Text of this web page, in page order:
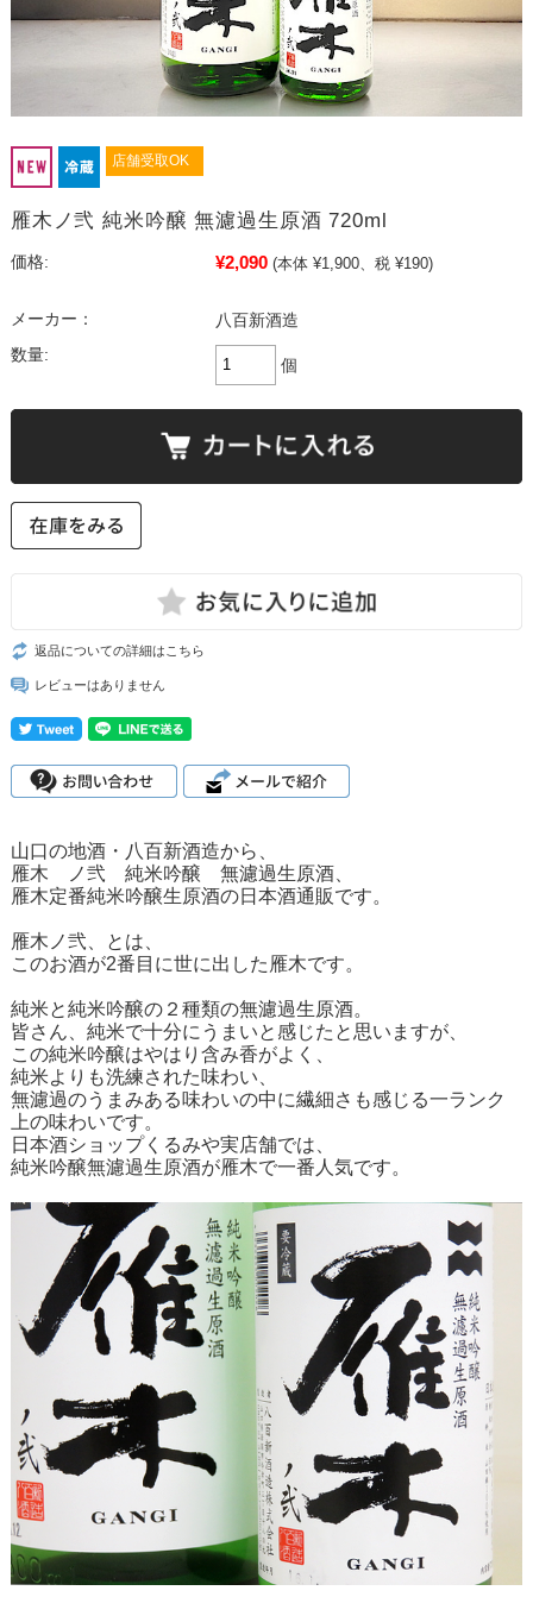
店舗受取OK
雁木ノ弐 純米吟醸 無濾過生原酒 720ml
価格: ¥2,090 (本体 ¥1,900、税 ¥190)
メーカー：
八百新酒造
数量:
個
返品についての詳細はこちら
レビューはありません
山口の地酒・八百新酒造から、
雁木 ノ弐 純米吟醸 無濾過生原酒、
雁木定番純米吟醸生原酒の日本酒通販です。
雁木ノ弐、とは、
このお酒が2番目に世に出した雁木です。
純米と純米吟醸の２種類の無濾過生原酒。
皆さん、純米で十分にうまいと感じたと思いますが、
この純米吟醸はやはり含み香がよく、
純米よりも洗練された味わい、
無濾過のうまみある味わいの中に繊細さも感じる一ランク
上の味わいです。
日本酒ショップくるみや実店舗では、
純米吟醸無濾過生原酒が雁木で一番人気です。